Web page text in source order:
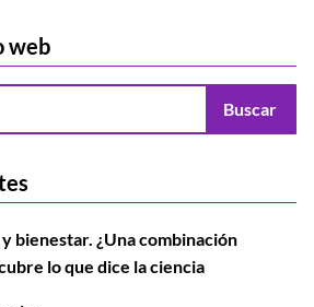
web
bienestar. ¿Una combinación
lo que dice la ciencia